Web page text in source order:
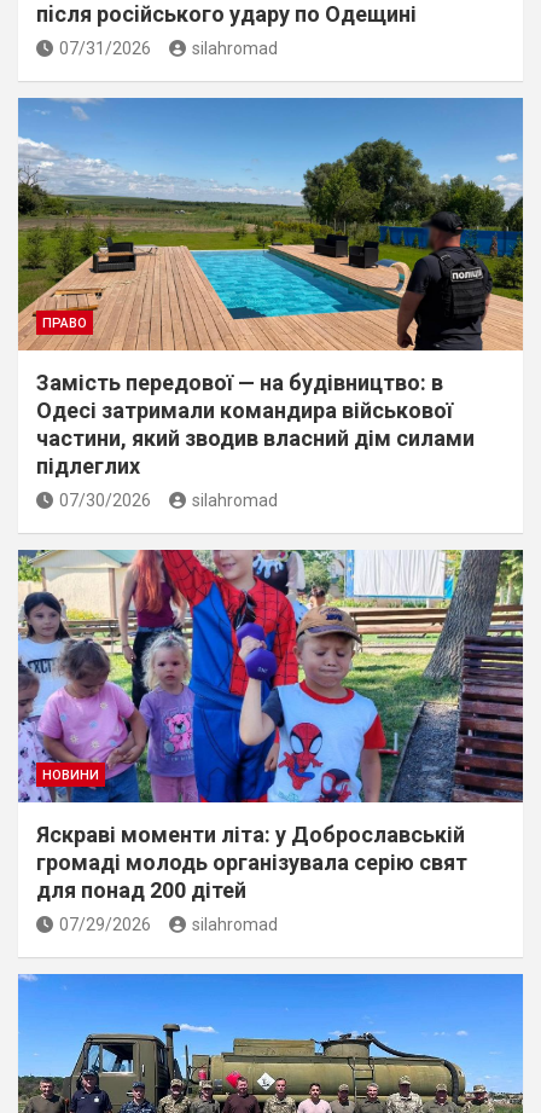
пiсля росiйського удару по Одещині
07/31/2026 silahromad
ПРАВО
Замість передової — на будівництво: в
Одесі затримали командира військової
частини, який зводив власний дім силами
підлеглих
07/30/2026 silahromad
НОВИНИ
Яскраві моменти літа: у Доброславській
громаді молодь організувала серію свят
для понад 200 дітей
07/29/2026 silahromad